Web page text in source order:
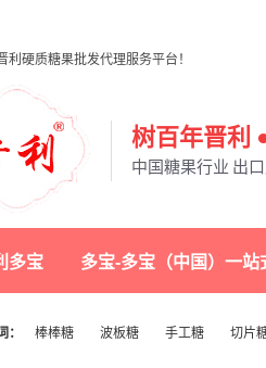
利硬质糖果批发代理服务平台！
树百年晋利
中国糖果行业 出
多宝 多宝-多宝（中国）一站
利
： 棒棒糖 波板糖 手工糖 切片